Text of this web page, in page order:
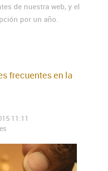
de nuestra web, y el
por un año.
frecuentes en la
11:11